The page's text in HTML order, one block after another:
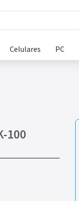
Celulares PC
100